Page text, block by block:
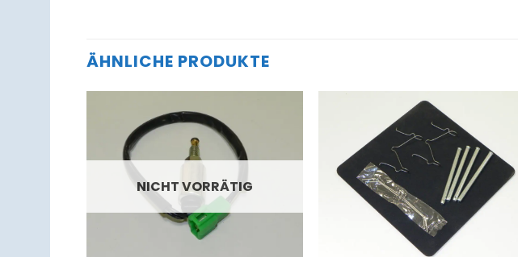
ÄHNLICHE PRODUKTE
Merkzettel
hinzufügen
NICHT VORRÄTIG
Merkzettel
hinzufügen